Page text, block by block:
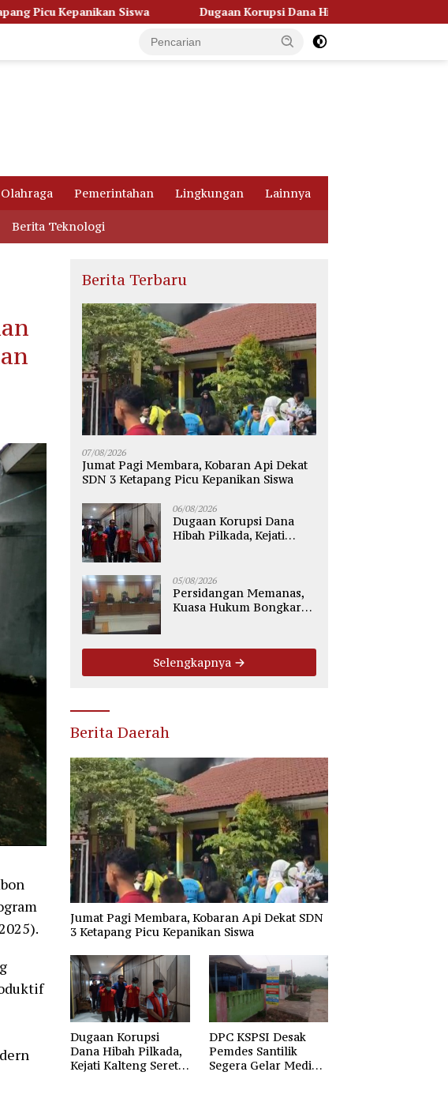
Dugaan Korupsi Dana Hibah Pilkada, Kejati Kalteng Seret Seluruh
Olahraga Pemerintahan Lingkungan Lainnya
Berita Teknologi
Berita Terbaru
07/08/2026
Jumat Pagi Membara, Kobaran Api Dekat
SDN 3 Ketapang Picu Kepanikan Siswa
06/08/2026
Dugaan Korupsi Dana
Hibah Pilkada, Kejati
05/08/2026
Persidangan Memanas,
Kuasa Hukum Bongkar
PT WMGK
Selengkapnya
Berita Daerah
Jumat Pagi Membara, Kobaran Api Dekat SDN
3 Ketapang Picu Kepanikan Siswa
Dugaan Korupsi
Dana Hibah Pilkada,
Kejati Kalteng Seret
DPC KSPSI Desak
Pemdes Santilik
Segera Gelar Mediasi